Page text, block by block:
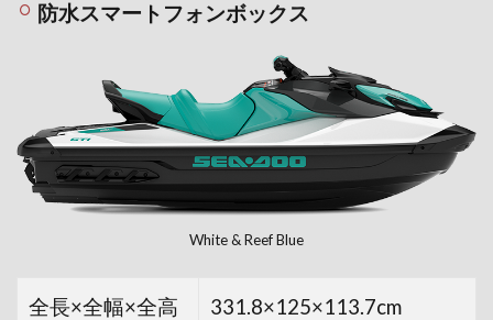
防水スマートフォンボックス
White & Reef Blue
全長×全幅×全高 331.8×125×113.7cm